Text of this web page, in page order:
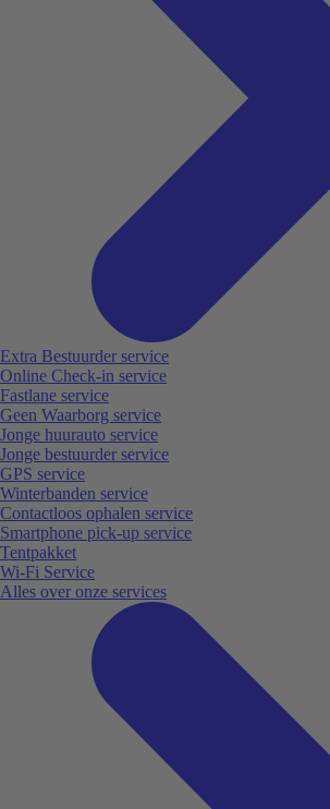
Extra Bestuurder service
Online Check-in service
Fastlane service
Geen Waarborg service
Jonge huurauto service
Jonge bestuurder service
GPS service
Winterbanden service
Contactloos ophalen service
Smartphone pick-up service
Tentpakket
Wi-Fi Service
Alles over onze services